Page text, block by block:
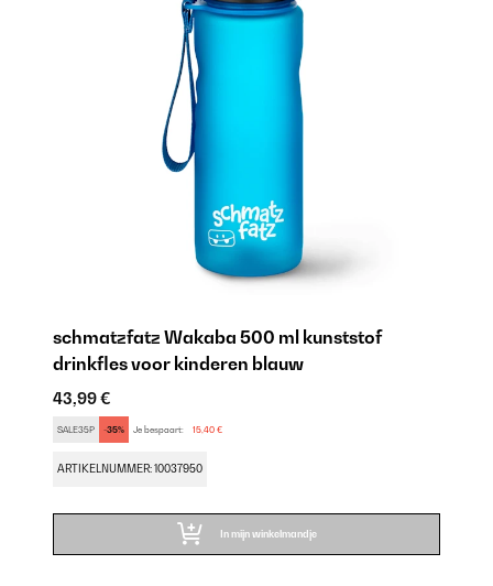
schmatzfatz Wakaba 500 ml kunststof
drinkfles voor kinderen blauw
43,99 €
SALE35P -35% Je bespaart: 15,40 €
ARTIKELNUMMER: 10037950
In mijn winkelmandje